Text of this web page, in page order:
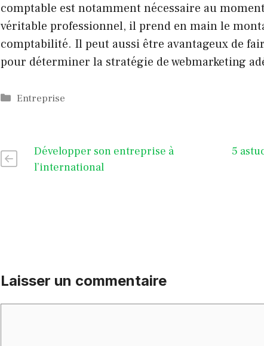
comptable est notamment nécessaire au
véritable professionnel, il prend en main le
comptabilité. Il peut aussi être avantageux de
pour déterminer la stratégie de webmarketing
Catégories
Entreprise
Développer son entreprise à
l’international
5
Laisser un commentaire